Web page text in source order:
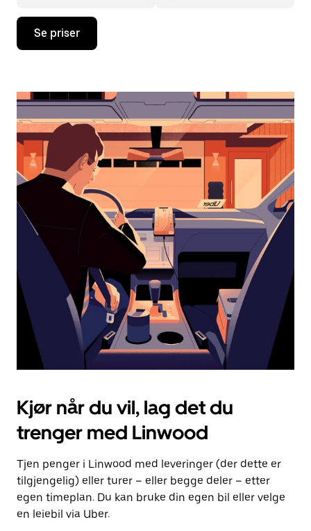
Trykk
piltast
åpne
og
velge
dato.
Trykk
på
Esc-
knappen
kalenderen.
Se priser
Kjør når du vil, lag det du
trenger med Linwood
Tjen penger i Linwood med leveringer (der dette er
tilgjengelig) eller turer – eller begge deler – etter
egen timeplan. Du kan bruke din egen bil eller velge
en leiebil via Uber.